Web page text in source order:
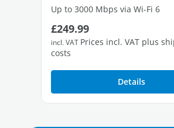
Up to 3000 Mbps via Wi-Fi 6
2 free Gigabit LAN ports
Regular price:
£249.99
incl. VAT Prices incl. VAT plus
costs
Details